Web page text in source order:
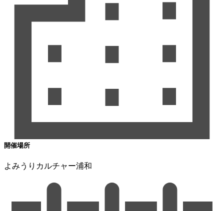
開催場所
よみうりカルチャー浦和